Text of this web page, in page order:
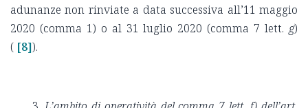
adunanze non rinviate a data successiva all’11 maggio
2020 (comma 1) o al 31 luglio 2020 (comma 7 lett. g)
( [8]).